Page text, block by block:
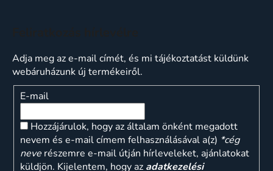
Adja meg az e-mail címét, és mi tájékoztatást küldünk
webáruházunk új termékeiről.
E-mail
Hozzájárulok, hogy az általam önként megadott
nevem és e-mail címem felhasználásával a(z) *cég
neve részemre e-mail útján hírleveleket, ajánlatokat
küldjön. Kijelentem, hogy az adatkezelési